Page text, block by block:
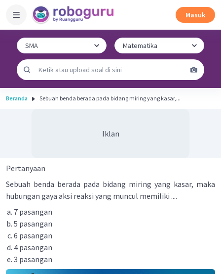
Masuk
Beranda Sebuah benda berada pada bidang miring yang kasar,...
Iklan
Pertanyaan
Sebuah benda berada pada bidang miring yang kasar, maka
hubungan gaya aksi reaksi yang muncul memiliki ....
7 pasangan
5 pasangan
6 pasangan
4 pasangan
3 pasangan